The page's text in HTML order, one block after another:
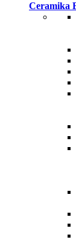
Ceramika